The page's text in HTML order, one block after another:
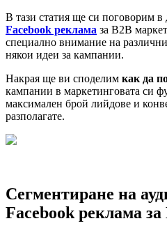
В тази статия ще си поговорим в
Facebook рекламa за B2B
специално внимание на
някои идеи за кампании.
Накрая ще ви споделим как да
кампании в маркетинговата си
максимален брой лийдове и
разполагате.
Сегментиране на
Facebook реклама